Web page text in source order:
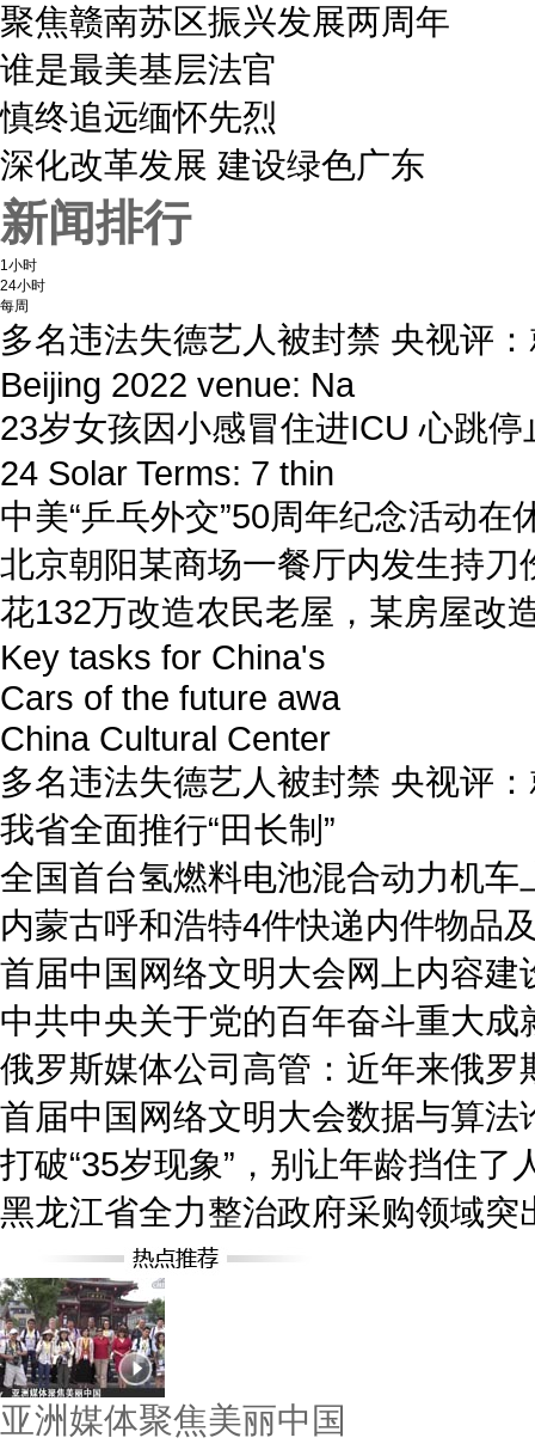
聚焦赣南苏区振兴发展两周年
谁是最美基层法官
慎终追远缅怀先烈
深化改革发展 建设绿色广东
新闻排行
1小时
24小时
每周
多名违法失德艺人被封禁 央视评
Beijing 2022 venue: Na
23岁女孩因小感冒住进ICU 心跳停
24 Solar Terms: 7 thin
中美“乒乓外交”50周年纪念活动在
北京朝阳某商场一餐厅内发生持刀
花132万改造农民老屋，某房屋改
Key tasks for China's
Cars of the future awa
China Cultural Center
多名违法失德艺人被封禁 央视评
我省全面推行“田长制”
全国首台氢燃料电池混合动力机车
内蒙古呼和浩特4件快递内件物品
首届中国网络文明大会网上内容建
中共中央关于党的百年奋斗重大成
俄罗斯媒体公司高管：近年来俄罗
首届中国网络文明大会数据与算法
打破“35岁现象”，别让年龄挡住了
黑龙江省全力整治政府采购领域突
亚洲媒体聚焦美丽中国